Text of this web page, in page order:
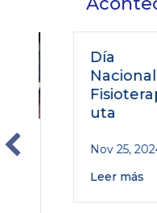
Día
Nacional
Fisioterape
uta
Nov 25, 2024
Leer más